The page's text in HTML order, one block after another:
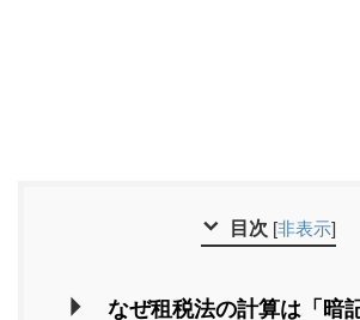
目次 [非表示]
なぜ租税法の計算は「暗